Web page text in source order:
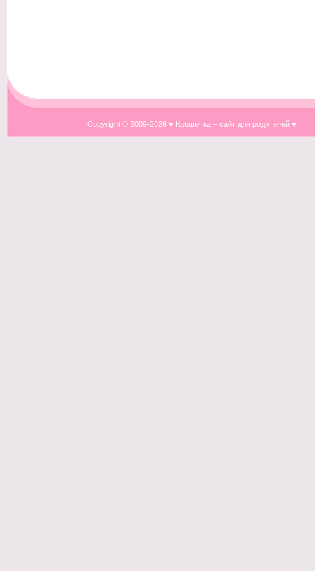
Copyright © 2009-2026 ♥ Крошечка – сайт для родителей ♥